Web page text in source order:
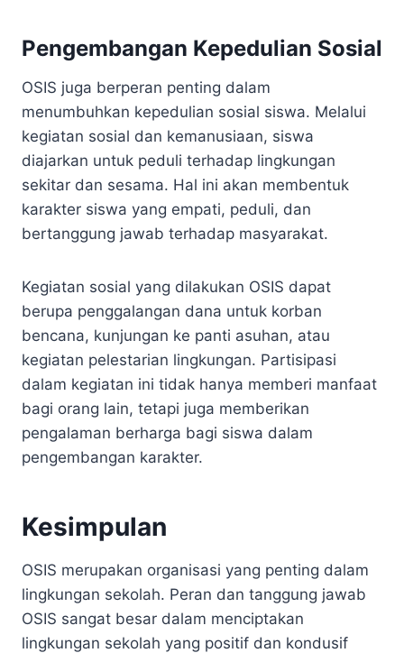
Pengembangan Kepedulian Sosial
OSIS juga berperan penting dalam
menumbuhkan kepedulian sosial siswa. Melalui
kegiatan sosial dan kemanusiaan, siswa
diajarkan untuk peduli terhadap lingkungan
sekitar dan sesama. Hal ini akan membentuk
karakter siswa yang empati, peduli, dan
bertanggung jawab terhadap masyarakat.
Kegiatan sosial yang dilakukan OSIS dapat
berupa penggalangan dana untuk korban
bencana, kunjungan ke panti asuhan, atau
kegiatan pelestarian lingkungan. Partisipasi
dalam kegiatan ini tidak hanya memberi manfaat
bagi orang lain, tetapi juga memberikan
pengalaman berharga bagi siswa dalam
pengembangan karakter.
Kesimpulan
OSIS merupakan organisasi yang penting dalam
lingkungan sekolah. Peran dan tanggung jawab
OSIS sangat besar dalam menciptakan
lingkungan sekolah yang positif dan kondusif